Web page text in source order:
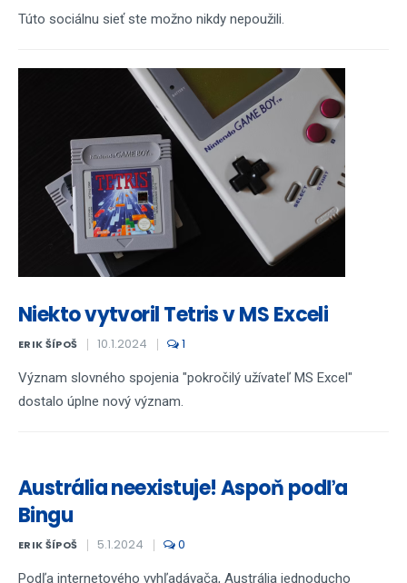
Túto sociálnu sieť ste možno nikdy nepoužili.
Niekto vytvoril Tetris v MS Exceli
ERIK ŠÍPOŠ 10.1.2024 1
Význam slovného spojenia "pokročilý užívateľ MS Excel"
dostalo úplne nový význam.
Austrália neexistuje! Aspoň podľa
Bingu
ERIK ŠÍPOŠ 5.1.2024 0
Podľa internetového vyhľadávača, Austrália jednoducho